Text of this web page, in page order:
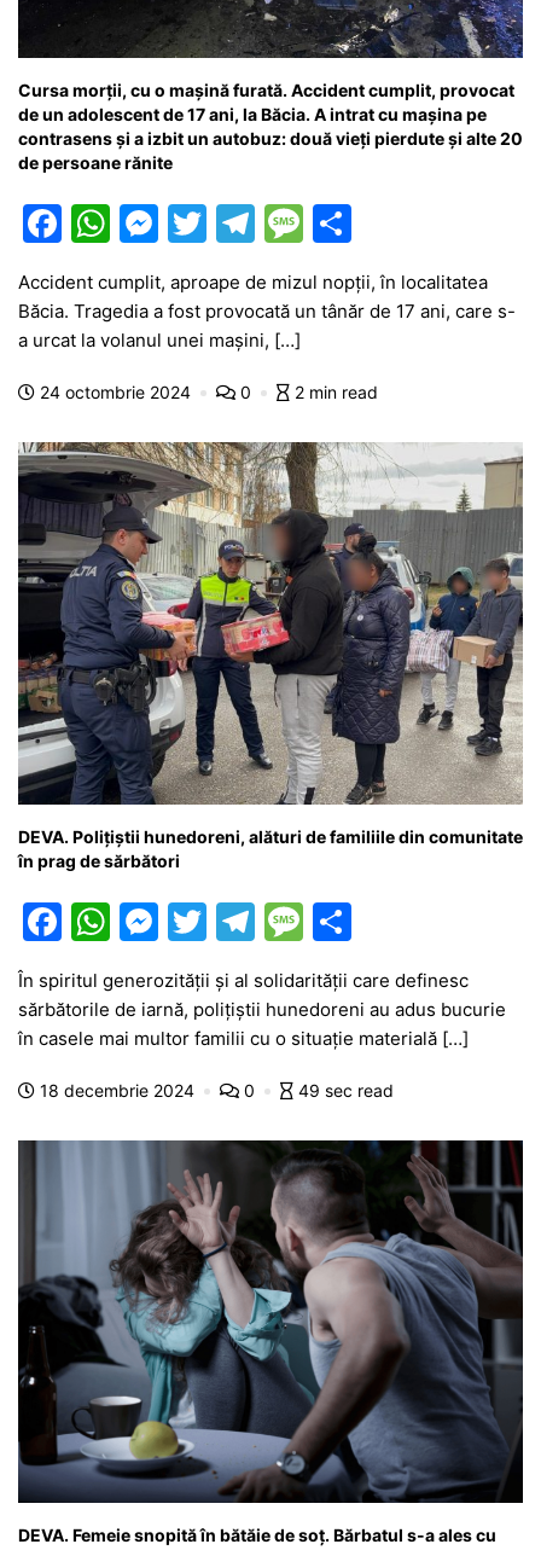
Cursa morții, cu o mașină furată. Accident cumplit, provocat
de un adolescent de 17 ani, la Băcia. A intrat cu mașina pe
contrasens și a izbit un autobuz: două vieți pierdute și alte 20
de persoane rănite
F
c
e
b
o
k
W
at
s
A
p
M
s
s
e
g
er
T
itt
er
T
e
gr
a
m
M
s
a
e
ar
ta
a
ă
Accident cumplit, aproape de mizul nopții, în localitatea
Băcia. Tragedia a fost provocată un tânăr de 17 ani, care s-
a urcat la volanul unei mașini, […]
24 octombrie 2024 0 2 min read
DEVA. Polițiștii hunedoreni, alături de familiile din comunitate
în prag de sărbători
F
a
c
e
b
o
W
at
s
A
p
M
e
s
s
e
g
er
T
w
itt
er
T
el
e
gr
a
m
M
e
s
s
a
e
ta
je
a
ă
În spiritul generozității și al solidarității care definesc
sărbătorile de iarnă, polițiștii hunedoreni au adus bucurie
în casele mai multor familii cu o situație materială […]
18 decembrie 2024 0 49 sec read
DEVA. Femeie snopită în bătăie de soț. Bărbatul s-a ales cu